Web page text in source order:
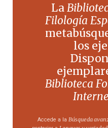
campos
de ortografía;
editados los
le valieron a su
Exposición de
siglo XX, Gagini
costarricense, que
(algunos, de
(María v. de Lines,
La
Filología
los
Biblioteca
Accede a la Búsqueda